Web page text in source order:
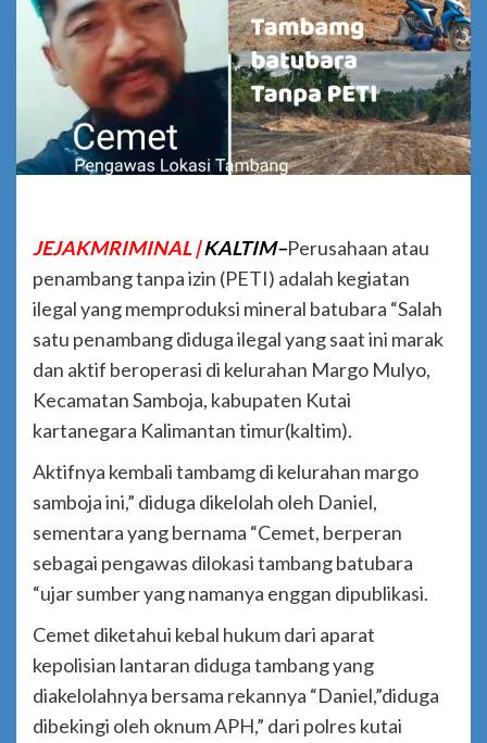
JEJAKMRIMINAL |KALTIM–Perusahaan atau
penambang tanpa izin (PETI) adalah kegiatan
ilegal yang memproduksi mineral batubara “Salah
satu penambang diduga ilegal yang saat ini marak
dan aktif beroperasi di kelurahan Margo Mulyo,
Kecamatan Samboja, kabupaten Kutai
kartanegara Kalimantan timur(kaltim).
Aktifnya kembali tambamg di kelurahan margo
samboja ini,” diduga dikelolah oleh Daniel,
sementara yang bernama “Cemet, berperan
sebagai pengawas dilokasi tambang batubara
“ujar sumber yang namanya enggan dipublikasi.
Cemet diketahui kebal hukum dari aparat
kepolisian lantaran diduga tambang yang
diakelolahnya bersama rekannya “Daniel,”diduga
dibekingi oleh oknum APH,” dari polres kutai